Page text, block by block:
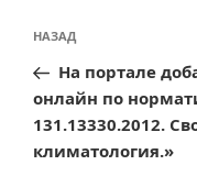
Навигация
записям
Предыдущая
запись:
НАЗАД
На портале
онлайн по
131.13330.2012.
климатология.»